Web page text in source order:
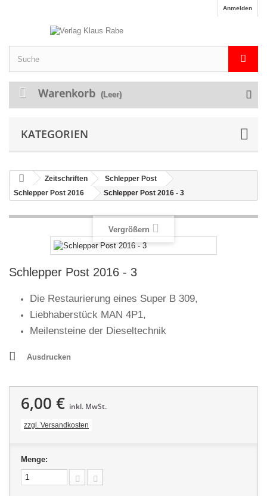
Anmelden
Warenkorb (Leer)
KATEGORIEN
Zeitschriften
Schlepper Post
Schlepper Post 2016
Schlepper Post 2016 - 3
Vergrößern
Schlepper Post 2016 - 3
Die Restaurierung eines Super B 309,
Liebhaberstück MAN 4P1,
Meilensteine der Dieseltechnik
Ausdrucken
6,00 € inkl. MwSt.
zzgl. Versandkosten
Menge: